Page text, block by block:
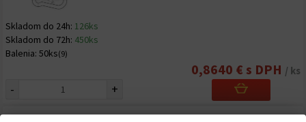
Skladom do 24h: 126ks
Skladom do 72h: 450ks
Balenia: 50ks(9)
0,8640 € s DPH / ks
- +
KARABINA A4 08X080 DIN 5299C